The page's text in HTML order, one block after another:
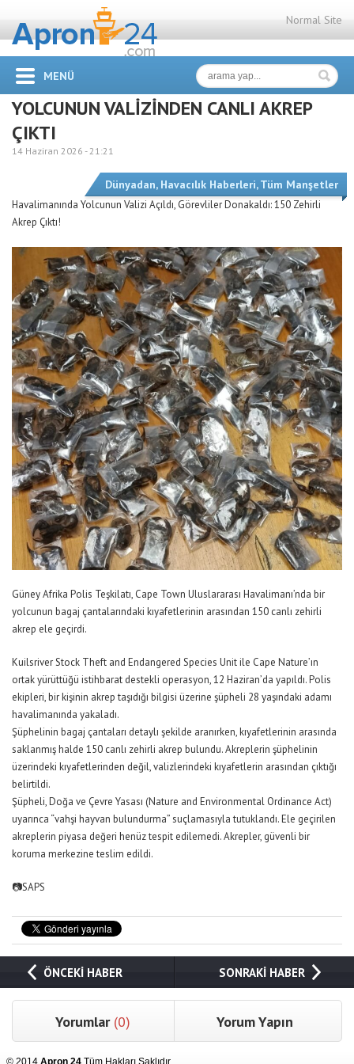
Normal Site
MENÜ
YOLCUNUN VALİZİNDEN CANLI AKREP
ÇIKTI
14 Haziran 2026 -21:21
Dünyadan, Havacılık Haberleri,Tüm Manşetler
Havalimanında Yolcunun Valizi Açıldı, Görevliler Donakaldı: 150 Zehirli
Akrep Çıktı!
Güney Afrika Polis Teşkilatı, Cape Town Uluslararası Havalimanı’nda bir
yolcunun bagaj çantalarındaki kıyafetlerinin arasından 150 canlı zehirli
akrep ele geçirdi.
Kuilsriver Stock Theft and Endangered Species Unit ile Cape Nature’ın
ortak yürüttüğü istihbarat destekli operasyon, 12 Haziran’da yapıldı. Polis
ekipleri, bir kişinin akrep taşıdığı bilgisi üzerine şüpheli 28 yaşındaki adamı
havalimanında yakaladı.
Şüphelinin bagaj çantaları detaylı şekilde aranırken, kıyafetlerinin arasında
saklanmış halde 150 canlı zehirli akrep bulundu. Akreplerin şüphelinin
üzerindeki kıyafetlerinden değil, valizlerindeki kıyafetlerin arasından çıktığı
belirtildi.
Şüpheli, Doğa ve Çevre Yasası (Nature and Environmental Ordinance Act)
uyarınca “vahşi hayvan bulundurma” suçlamasıyla tutuklandı. Ele geçirilen
akreplerin piyasa değeri henüz tespit edilemedi. Akrepler, güvenli bir
koruma merkezine teslim edildi.
📷SAPS
ÖNCEKİ HABER SONRAKİ HABER
Yorumlar (0) Yorum Yapın
© 2014 Apron 24 Tüm Hakları Saklıdır.